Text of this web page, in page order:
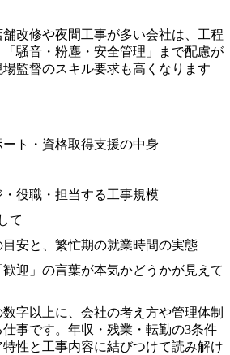
改修や夜間工事が多い会社は、工程
「騒音・粉塵・安全管理」まで配慮が
場監督のスキル要求も高くなります
ト・資格取得支援の中身
役職・担当する工事規模
て
安と、繁忙期の就業時間の実態
迎」の言葉が本気かどうかが見えて
字以上に、会社の考え方や管理体制
事です。年収・残業・転勤の3条件
性と工事内容に結びつけて読み解け